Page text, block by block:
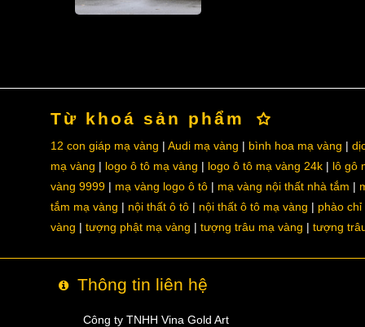
Từ khoá sản phẩm
12 con giáp mạ vàng Audi mạ vàng bình hoa mạ vàng
mạ vàng
logo ô tô mạ vàng logo ô tô mạ vàng 24k
lô gô
vàng 9999
mạ vàng logo ô tô mạ vàng nội thất nhà tắm
tắm mạ vàng
nội thất ô tô nội thất ô tô mạ vàng
phào chỉ
vàng
tượng phật mạ vàng tượng trâu mạ vàng tượng
Thông tin liên hệ
Công ty TNHH Vina Gold Art